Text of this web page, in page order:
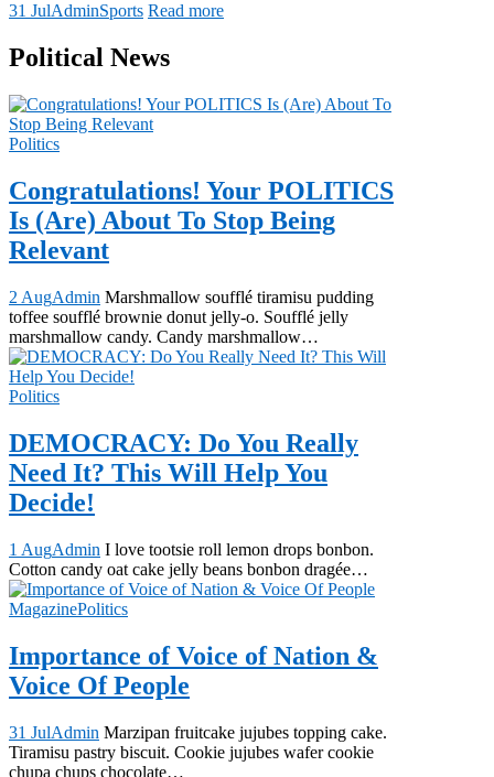
31 JulAdminSports Read more
Political News
Politics
Congratulations! Your POLITICS
Is (Are) About To Stop Being
Relevant
2 AugAdmin Marshmallow soufflé tiramisu pudding
toffee soufflé brownie donut jelly-o. Soufflé jelly
marshmallow candy. Candy marshmallow…
Politics
DEMOCRACY: Do You Really
Need It? This Will Help You
Decide!
1 AugAdmin I love tootsie roll lemon drops bonbon.
Cotton candy oat cake jelly beans bonbon dragée…
MagazinePolitics
Importance of Voice of Nation &
Voice Of People
31 JulAdmin Marzipan fruitcake jujubes topping cake.
Tiramisu pastry biscuit. Cookie jujubes wafer cookie
chupa chups chocolate…